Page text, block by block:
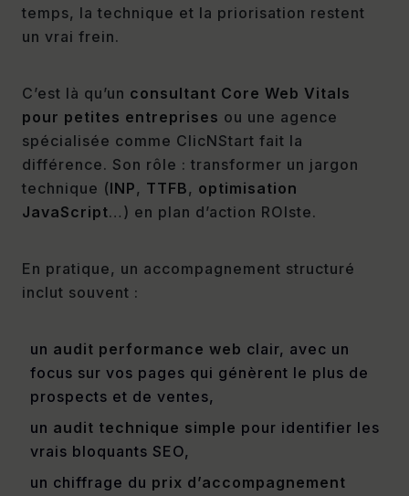
temps, la technique et la priorisation restent
un vrai frein.
C’est là qu’un consultant Core Web Vitals
pour petites entreprises ou une agence
spécialisée comme ClicNStart fait la
différence. Son rôle : transformer un jargon
technique (INP, TTFB, optimisation
JavaScript…) en plan d’action ROIste.
En pratique, un accompagnement structuré
inclut souvent :
un audit performance web clair, avec un
focus sur vos pages qui génèrent le plus de
prospects et de ventes,
un audit technique simple pour identifier les
vrais bloquants SEO,
un chiffrage du prix d’accompagnement